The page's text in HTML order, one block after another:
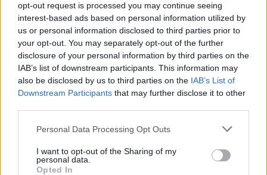
opt-out request is processed you may continue seeing
interest-based ads based on personal information utilized by
us or personal information disclosed to third parties prior to
your opt-out. You may separately opt-out of the further
disclosure of your personal information by third parties on the
IAB’s list of downstream participants. This information may
also be disclosed by us to third parties on the IAB’s List of
Downstream Participants that may further disclose it to other
Personal Data Processing Opt Outs
I want to opt-out of the Sharing of my
personal data.
Opted In
Pour prolonger le plaisir musical :
Vous aimez chanter, apprenez la guitare chez
Télécharger légalement les MP3 sur
Télécharger légalement les MP3 ou trouver le CD sur
Trouver un instrument de musique ou une partition au